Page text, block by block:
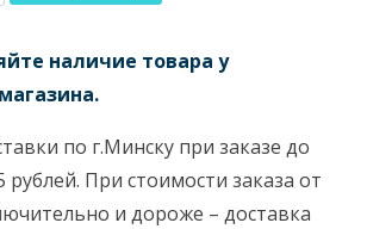
AUW-
наличие товара у
по г.Минску при заказе до
рублей. При стоимости заказа от
и дороже – доставка